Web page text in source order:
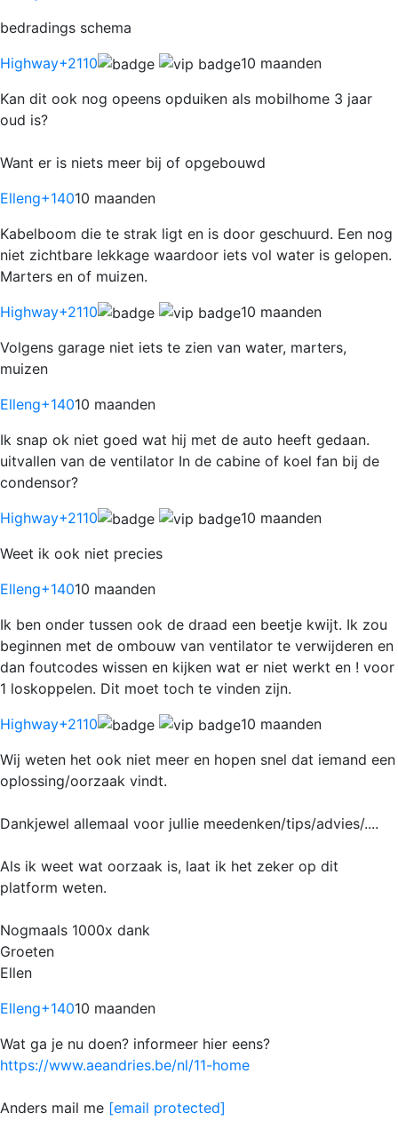
bedradings schema
Highway+2110
10 maanden
Kan dit ook nog opeens opduiken als mobilhome 3 jaar
oud is?
Want er is niets meer bij of opgebouwd
Elleng+14010 maanden
Kabelboom die te strak ligt en is door geschuurd. Een nog
niet zichtbare lekkage waardoor iets vol water is gelopen.
Marters en of muizen.
Highway+2110
10 maanden
Volgens garage niet iets te zien van water, marters,
muizen
Elleng+14010 maanden
Ik snap ok niet goed wat hij met de auto heeft gedaan.
uitvallen van de ventilator In de cabine of koel fan bij de
condensor?
Highway+2110
10 maanden
Weet ik ook niet precies
Elleng+14010 maanden
Ik ben onder tussen ook de draad een beetje kwijt. Ik zou
beginnen met de ombouw van ventilator te verwijderen en
dan foutcodes wissen en kijken wat er niet werkt en ! voor
1 loskoppelen. Dit moet toch te vinden zijn.
Highway+2110
10 maanden
Wij weten het ook niet meer en hopen snel dat iemand een
oplossing/oorzaak vindt.
Dankjewel allemaal voor jullie meedenken/tips/advies/....
Als ik weet wat oorzaak is, laat ik het zeker op dit
platform weten.
Nogmaals 1000x dank
Groeten
Ellen
Elleng+14010 maanden
Wat ga je nu doen? informeer hier eens?
https://www.aeandries.be/nl/11-home
Anders mail me [email protected]